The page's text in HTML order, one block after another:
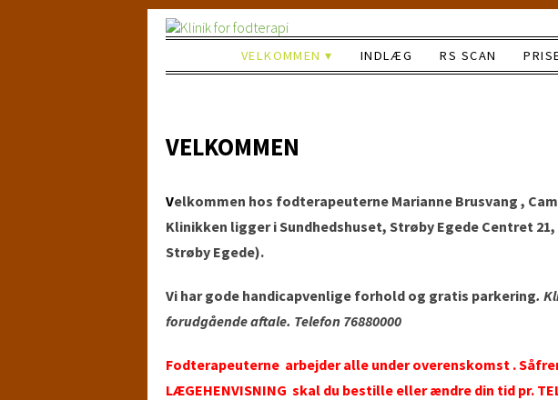
VELKOMMEN INDLÆG RS SCAN
VELKOMMEN
Velkommen hos fodterapeuterne Marianne Brusvang ,
Klinikken ligger i Sundhedshuset, Strøby Egede Centret 21,
Strøby Egede).
Vi har gode handicapvenlige forhold og gratis parkering.
forudgående aftale. Telefon 76880000
Fodterapeuterne arbejder alle under overenskomst .
LÆGEHENVISNING skal du bestille eller ændre din tid pr.